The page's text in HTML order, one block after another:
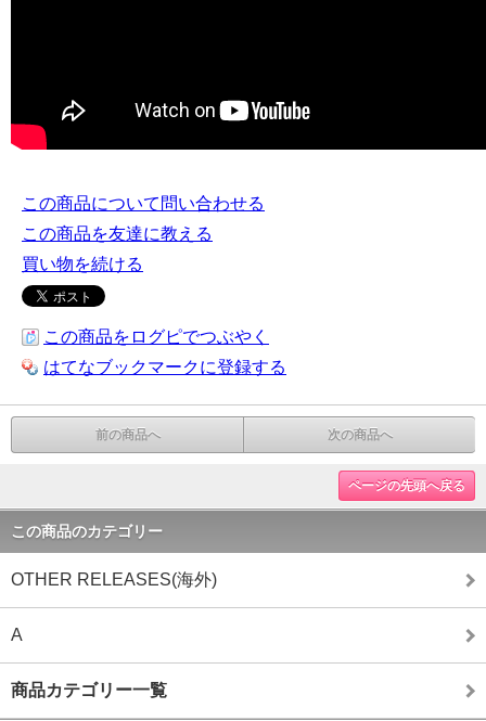
この商品について問い合わせる
この商品を友達に教える
買い物を続ける
この商品をログピでつぶやく
はてなブックマークに登録する
前の商品へ 次の商品へ
ページの先頭へ戻る
この商品のカテゴリー
OTHER RELEASES(海外)
A
商品カテゴリー一覧